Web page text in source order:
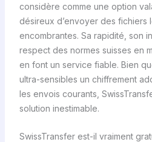
considère comme une option
désireux d’envoyer des fichiers
encombrantes. Sa rapidité, son
respect des normes suisses en
en font un service fiable. Bien
ultra-sensibles un chiffrement
les envois courants,
solution inestimable.
SwissTransfer est-il vraiment